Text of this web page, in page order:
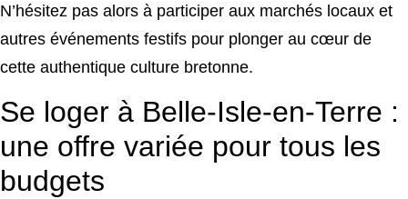
N’hésitez pas alors à participer aux marchés locaux et
autres événements festifs pour plonger au cœur de
cette authentique culture bretonne.
Se loger à Belle-Isle-en-Terre :
une offre variée pour tous les
budgets